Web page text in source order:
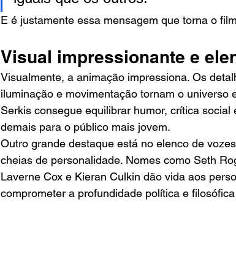
E é justamente essa mensagem que torna o
Visual impressionante e
Visualmente, a animação impressiona. Os
iluminação e movimentação tornam o
Serkis consegue equilibrar humor, crítica
demais para o público mais jovem.
Outro grande destaque está no elenco de
cheias de personalidade. Nomes como Seth
Laverne Cox e Kieran Culkin dão vida aos
comprometer a profundidade política e